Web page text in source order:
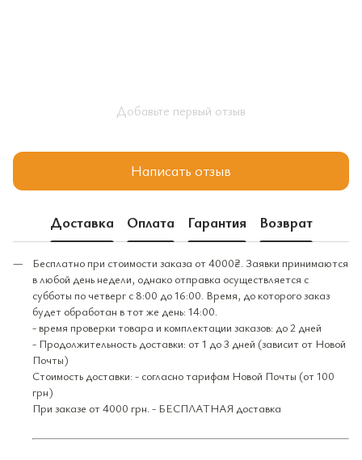
Добавьте первый отзыв
Написать отзыв
Доставка Оплата Гарантия Возврат
Бесплатно при стоимости заказа от 4000₴. Заявки принимаются
в любой день недели, однако отправка осуществляется с
субботы по четверг с 8:00 до 16:00. Время, до которого заказ
будет обработан в тот же день: 14:00.
- время проверки товара и комплектации заказов: до 2 дней
- Продолжительность доставки: от 1 до 3 дней (зависит от Новой
Почты)
Стоимость доставки: - согласно тарифам Новой Почты (от 100
грн)
При заказе от 4000 грн. - БЕСПЛАТНАЯ доставка